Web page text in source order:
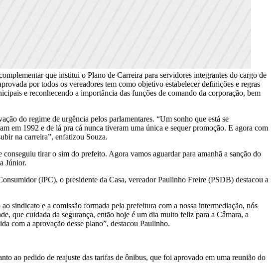
que institui o Plano de Carreira para servidores integrantes do cargo de
por todos os vereadores tem como objetivo estabelecer definições e regras
e reconhecendo a importância das funções de comando da corporação, bem
do regime de urgência pelos parlamentares. “Um sonho que está se
em 1992 e de lá pra cá nunca tiveram uma única e sequer promoção. E agora com
na carreira”, enfatizou Souza.
tirar o sim do prefeito. Agora vamos aguardar para amanhã a sanção do
Júnior.
(IPC), o presidente da Casa, vereador Paulinho Freire (PSDB) destacou a
sindicato e a comissão formada pela prefeitura com a nossa intermediação, nós
que cuidada da segurança, então hoje é um dia muito feliz para a Câmara, a
com a aprovação desse plano”, destacou Paulinho.
ao pedido de reajuste das tarifas de ônibus, que foi aprovado em uma reunião do